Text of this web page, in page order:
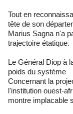
Tout en
tête de son
Marius Sagna n'a
trajectoire étatique.
Le Général Diop à
poids du système
Concernant la
l'institution ouest-
montre implacable